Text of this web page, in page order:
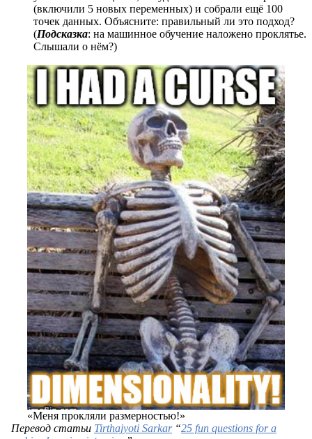
(включили 5 новых переменных) и собрали ещё 100
точек данных. Объясните: правильный ли это подход?
(Подсказка: на машинное обучение наложено проклятье.
Слышали о нём?)
«Меня прокляли размерностью!»
Перевод статьи Tirthajyoti Sarkar“25 fun questions for a